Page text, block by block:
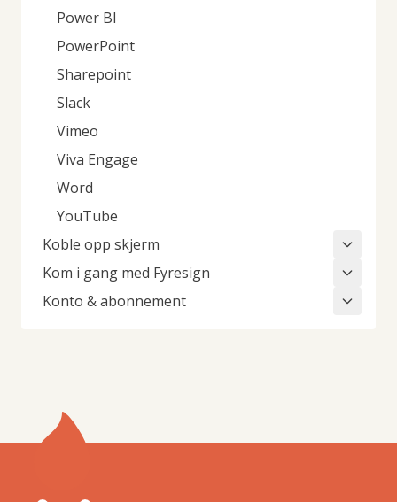
Power BI
PowerPoint
Sharepoint
Slack
Vimeo
Viva Engage
Word
YouTube
Koble opp skjerm
Kom i gang med Fyresign
Konto & abonnement